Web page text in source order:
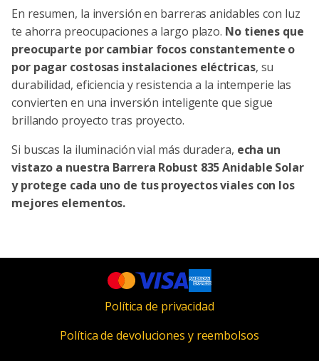
En resumen, la inversión en barreras anidables con luz
te ahorra preocupaciones a largo plazo. No tienes que
preocuparte por cambiar focos constantemente o
por pagar costosas instalaciones eléctricas, su
durabilidad, eficiencia y resistencia a la intemperie las
convierten en una inversión inteligente que sigue
brillando proyecto tras proyecto.
Si buscas la iluminación vial más duradera, echa un
vistazo a nuestra Barrera Robust 835 Anidable Solar
y protege cada uno de tus proyectos viales con los
mejores elementos.
Política de privacidad
Política de devoluciones y reembolsos